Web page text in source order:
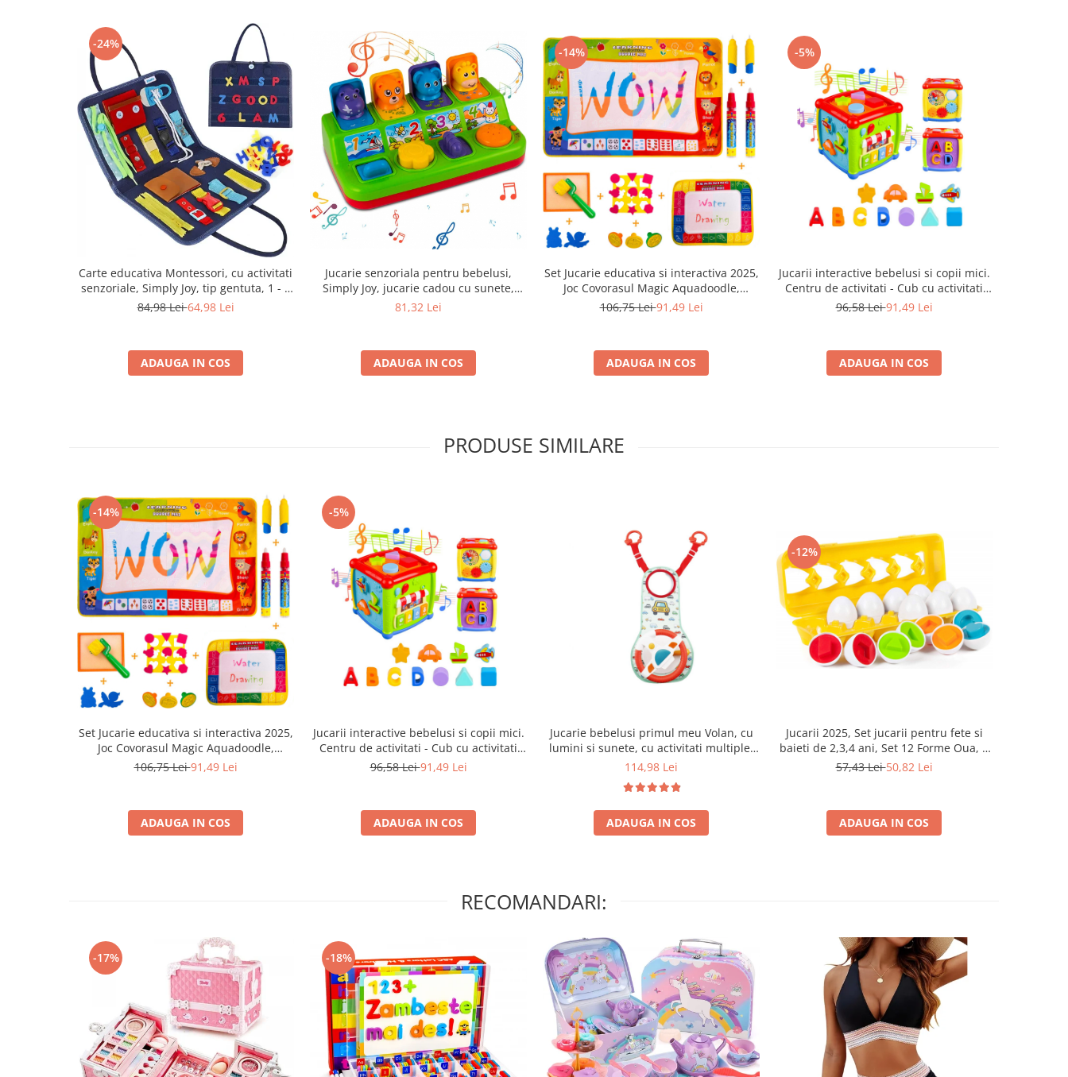
-24%
Carte educativa Montessori, cu activitati
senzoriale, Simply Joy, tip gentuta, 1 - 5
ani, jucarie usoara pentru calatorii,
84,98 Lei64,98 Lei
ADAUGA IN COS
Jucarie senzoriala pentru bebelusi,
Simply Joy, jucarie cadou cu sunete,
pentru fete si baieti, + 6 luni
81,32 Lei
ADAUGA IN COS
-14%
Set Jucarie educativa si interactiva 2025,
Joc Covorasul Magic Aquadoodle,
Coloreaza,Deseneaza, Picteaza cu Apa,
106,75 Lei91,49 Lei
ADAUGA IN COS
-5%
Jucarii interactive bebelusi si copii mici.
Centru de activitati - Cub cu activitati
educative si invatare timpurie pentru
96,58 Lei91,49 Lei
ADAUGA IN COS
PRODUSE SIMILARE
-14%
Set Jucarie educativa si interactiva 2025,
Joc Covorasul Magic Aquadoodle,
Coloreaza,Deseneaza, Picteaza cu Apa,
106,75 Lei91,49 Lei
ADAUGA IN COS
-5%
Jucarii interactive bebelusi si copii mici.
Centru de activitati - Cub cu activitati
educative si invatare timpurie pentru
96,58 Lei91,49 Lei
ADAUGA IN COS
Jucarie bebelusi primul meu Volan, cu
lumini si sunete, cu activitati multiple,
Jucarie interactiva pentru scaunul de
baieti 1,2,3 ani
114,98 Lei
ADAUGA IN COS
-12%
Jucarii 2025, Set jucarii pentru fete si
baieti de 2,3,4 ani, Set 12 Forme Oua, 6
Culori potrivirea formelor si invatarea
57,43 Lei50,82 Lei
ADAUGA IN COS
RECOMANDARI:
-17% -18%